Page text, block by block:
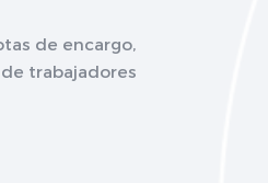
de encargo,
trabajadores